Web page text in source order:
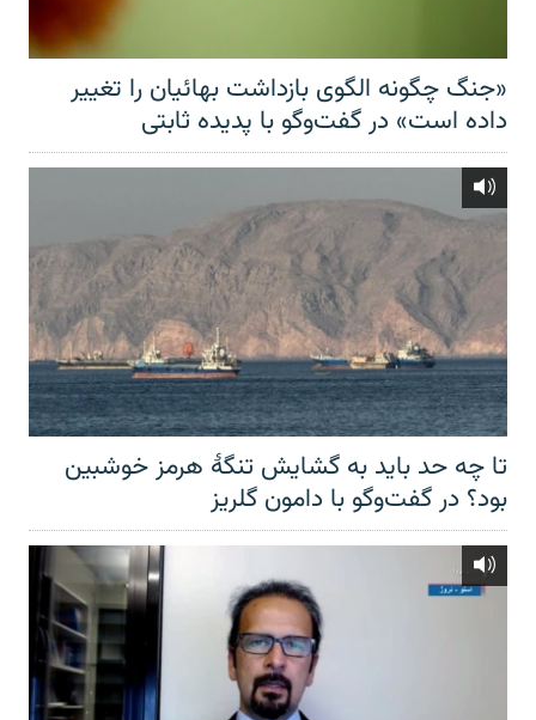
«جنگ چگونه الگوی بازداشت بهائیان را تغییر
داده است» در گفت‌وگو با پدیده ثابتی
تا چه حد باید به گشایش تنگهٔ هرمز خوشبین
بود؟ در گفت‌وگو با دامون گلریز